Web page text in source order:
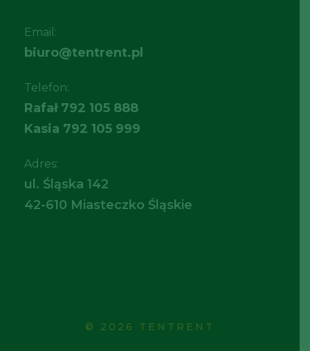
Email:
biuro@tentrent.pl
Telefon:
Rafał 792 105 888
Kasia 792 105 999
Adres:
ul. Śląska 142
42-610 Miasteczko Śląskie
© 2026 TENTRENT